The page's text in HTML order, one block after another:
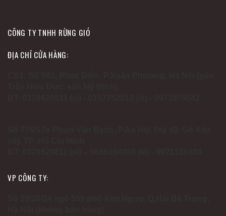
CÔNG TY TNHH RỪNG GIÓ
ĐỊA CHỈ CỬA HÀNG:
VP CÔNG TY: